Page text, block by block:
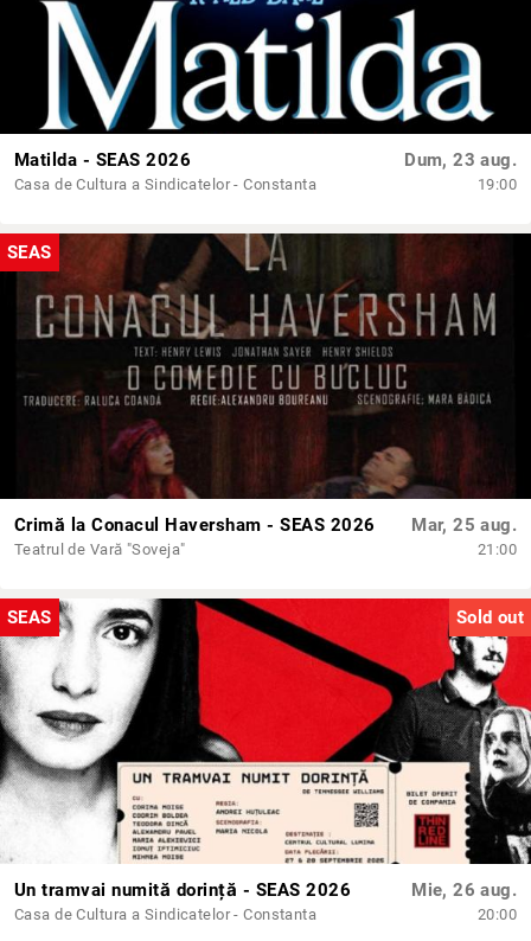
Matilda - SEAS 2026
Casa de Cultura a Sindicatelor - Constanta
Dum, 23 aug.
19:00
SEAS
Crimă la Conacul Haversham - SEAS 2026
Teatrul de Vară "Soveja"
Mar, 25 aug.
21:00
SEAS Sold out
Un tramvai numită dorință - SEAS 2026
Casa de Cultura a Sindicatelor - Constanta
Mie, 26 aug.
20:00